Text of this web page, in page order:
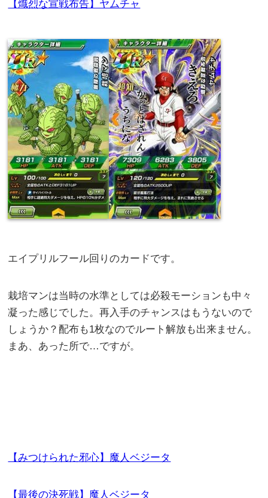
【熾烈な宣戦布告】ヤムチャ
エイプリルフール回りのカードです。
栽培マンは当時の水準としては必殺モーションも中々
凝った感じでした。再入手のチャンスはもうないので
しょうか？配布も1枚なのでルート解放も出来ません。
まあ、あった所で…ですが。
【みつけられた邪心】魔人ベジータ
【最後の決死戦】魔人ベジータ